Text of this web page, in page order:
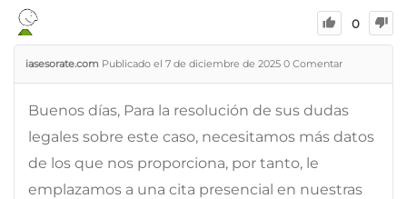
0
iasesorate.com Publicado el 7 de diciembre de 2025 0 Comentar
Buenos días, Para la resolución de sus dudas
legales sobre este caso, necesitamos más datos
de los que nos proporciona, por tanto, le
emplazamos a una cita presencial en nuestras